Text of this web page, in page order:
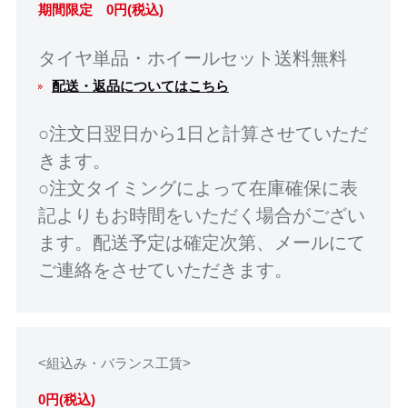
期間限定 0円(税込)
タイヤ単品・ホイールセット送料無料
配送・返品についてはこちら
○注文日翌日から1日と計算させていただ
きます。
○注文タイミングによって在庫確保に表
記よりもお時間をいただく場合がござい
ます。配送予定は確定次第、メールにて
ご連絡をさせていただきます。
<組込み・バランス工賃>
0円(税込)